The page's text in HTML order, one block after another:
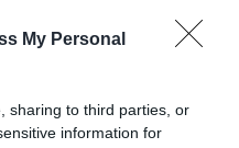
My Personal
sharing to third parties, or
information for